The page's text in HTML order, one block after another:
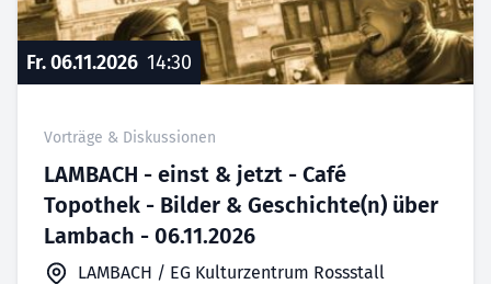
Fr. 06.11.2026 14:30
Vorträge & Diskussionen
LAMBACH - einst & jetzt - Café
Topothek - Bilder & Geschichte(n) über
Lambach - 06.11.2026
LAMBACH / EG Kulturzentrum Rossstall